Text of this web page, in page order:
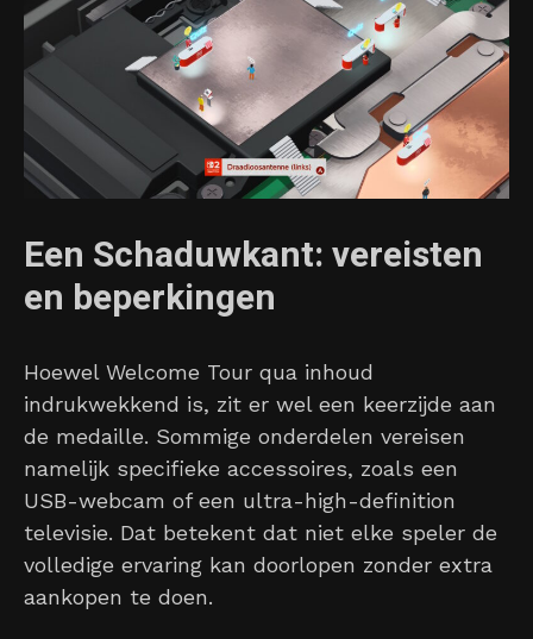
Een Schaduwkant: vereisten
en beperkingen
Hoewel Welcome Tour qua inhoud
indrukwekkend is, zit er wel een keerzijde aan
de medaille. Sommige onderdelen vereisen
namelijk specifieke accessoires, zoals een
USB-webcam of een ultra-high-definition
televisie. Dat betekent dat niet elke speler de
volledige ervaring kan doorlopen zonder extra
aankopen te doen.